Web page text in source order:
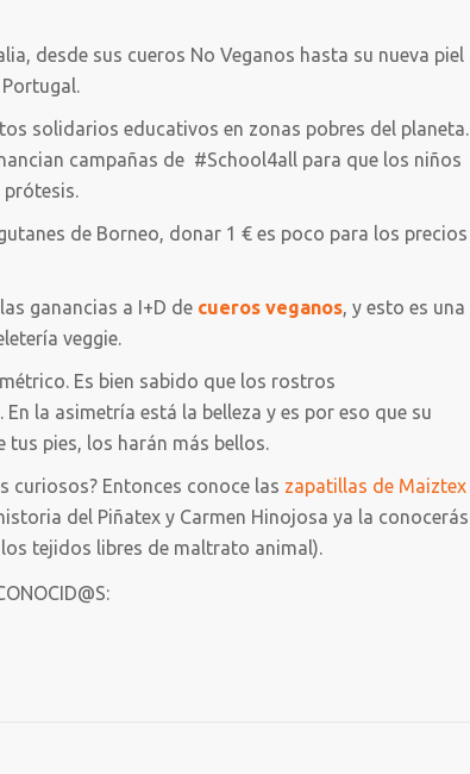
desde sus cueros No Veganos hasta su nueva piel
solidarios educativos en zonas pobres del planeta.
campañas de #School4all para que los niños
prótesis.
de Borneo, donar 1 € es poco para los precios
ganancias a I+D de cueros veganos, y esto es una
veggie.
Es bien sabido que los rostros
la asimetría está la belleza y es por eso que su
tus pies, los harán más bellos.
curiosos? Entonces conoce las zapatillas de Maiztex
del Piñatex y Carmen Hinojosa ya la conocerás
tejidos libres de maltrato animal).